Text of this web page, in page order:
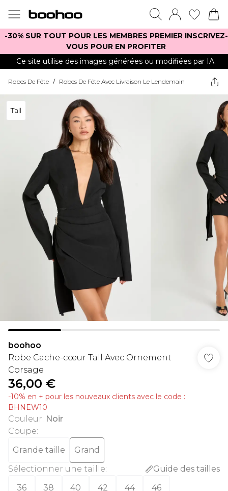
-30% SUR TOUT POUR LES MEMBRES PREMIER INSCRIVEZ-
VOUS POUR EN PROFITER
Ce site utilise des images générées ou modifiées par IA.
Robes De Fête / Robes De Fête Avec Livraison Le Lendemain
Tall
boohoo
Robe Cache-cœur Tall Avec Ornement
Corsage
36,00 €
-10% en + pour les nouveaux clients avec le code :
BHNEW10
Couleur: Noir
Coupe:
Grande taille
Grand
Sélectionner une taille:
Guide des tailles
36
38 40 42 44 46